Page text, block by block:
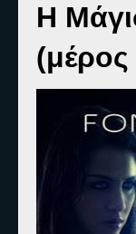
Η
(μέρος